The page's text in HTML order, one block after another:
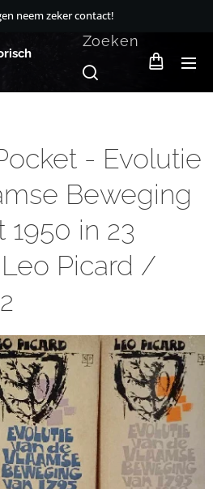
neem zeker contact!
Zoeken
- Evolutie
Beweging
1950 in 23
Picard /